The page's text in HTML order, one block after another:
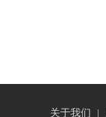
关于我们 |